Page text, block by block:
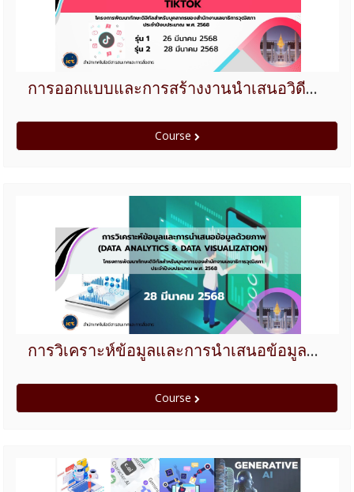
การออกแบบและการสร้างงานนำเสนอวิดีโอด้วย TikTok ปีงบประมาณ 2568
Course
การวิเคราะห์ข้อมูลและการนำเสนอข้อมูลด้วยภาพ (Data Analytics & Data Visualization) ปีงบประมาณ 2568
Course